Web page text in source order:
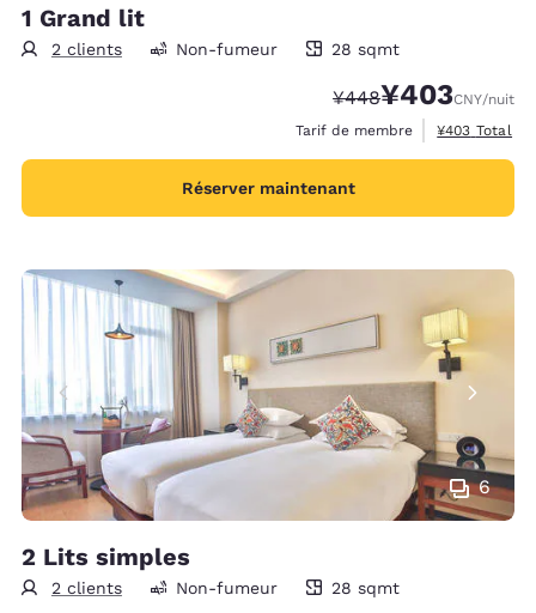
1 Grand lit
2 clients
28 mètres carrés
Non-fumeur 28 sqmt
Tarif barré :
¥448Tarif réduit :
¥403CNY/nuit
Tarif de membre
Afficher les
¥403 Total
Réserver maintenant
6
2 Lits simples
2 clients
28 mètres carrés
Non-fumeur 28 sqmt